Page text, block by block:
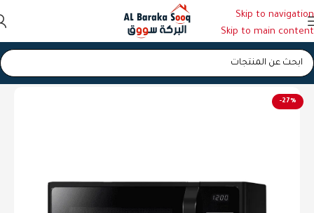
Skip to navigation
Skip to main content
الرئيسية/ميكرويف
-27%